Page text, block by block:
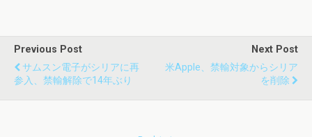
Previous Post
サムスン電子がシリアに再
参入、禁輸解除で14年ぶり
Next Post
米Apple、禁輸対象からシリア
を削除